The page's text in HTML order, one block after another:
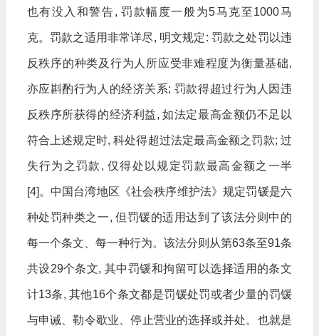
也有没入和警告, 罚款幅度一般为5马克至1000马
克。罚款之适用非常详尽, 明文规定: 罚款之处罚以违
反秩序的种类及行为人所应受非难程度为衡量基础,
亦应斟酌行为人的经济关系; 罚款得超过行为人因违
反秩序所获得的经济利益, 如法定最高金额仍不足以
符合上述规定时, 科处得超过法定最高金额之罚款; 过
失行为之罚款, 仅得处以规定罚款最高金额之一半
[4]。中国台湾地区《社会秩序维护法》规定罚锾是六
种处罚种类之一, 但罚锾的适用达到了该法分则中的
每一个条文、每一种行为。该法分则从第63条至91条
共设29个条文, 其中罚锾和拘留可以选择适用的条文
计13条, 其他16个条文都是罚锾处罚或者少量的罚锾
与申诫、勒令歇业、停止营业的选择或并处。也就是